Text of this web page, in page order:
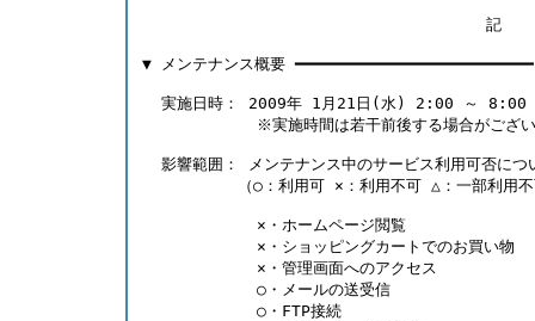
                                    記
▼ メンテナンス概要
実施日時： 2009年 1月21日(水) 2:00 ～ 8:00
※実施時間は若干前後する場合がござ
影響範囲： メンテナンス中のサービス利用可否につ
（○：利用可 ×：利用不可 △：一部利用
            ×・ホームページ閲覧
            ×・ショッピングカートでのお買い物
            ×・管理画面へのアクセス
            ○・メールの送受信
            ○・FTP接続